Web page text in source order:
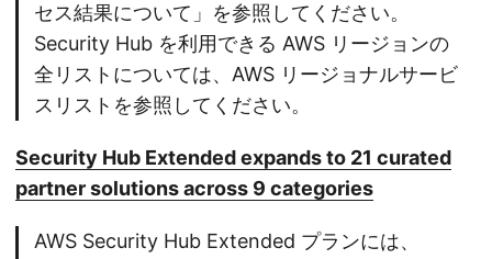
セス結果について」を参照してください。
Security Hub を利用できる AWS リージョンの
全リストについては、AWS リージョナルサービ
スリストを参照してください。
Security Hub Extended expands to 21 curated
partner solutions across 9 categories
AWS Security Hub Extended プランには、